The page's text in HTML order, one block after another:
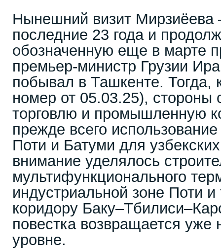
Нынешний визит Мирзиёева
последние 23 года и
обозначенную еще в марте
премьер-министр Грузии
побывал в Ташкенте. Тогда,
номер от 05.03.25), стороны
торговлю и промышленную
прежде всего использование
Поти и Батуми для
внимание уделялось
мультифункционального
индустриальной зоне Поти
коридору
повестка возвращается уже
уровне.